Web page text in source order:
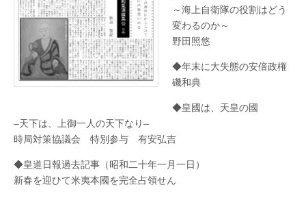
の
案
内
は
～海上自衛隊の役割はどう
変わるのか～
野田照悠
◆年末に大失態の安倍政権
磯和典
◆皇國は、天皇の國
–天下は、上御一人の天下なり–
時局対策協議会 特別参与 有安弘吉
◆皇道日報過去記事（昭和二十年一月一日）
新春を迎ひて米夷本國を完全占領せん